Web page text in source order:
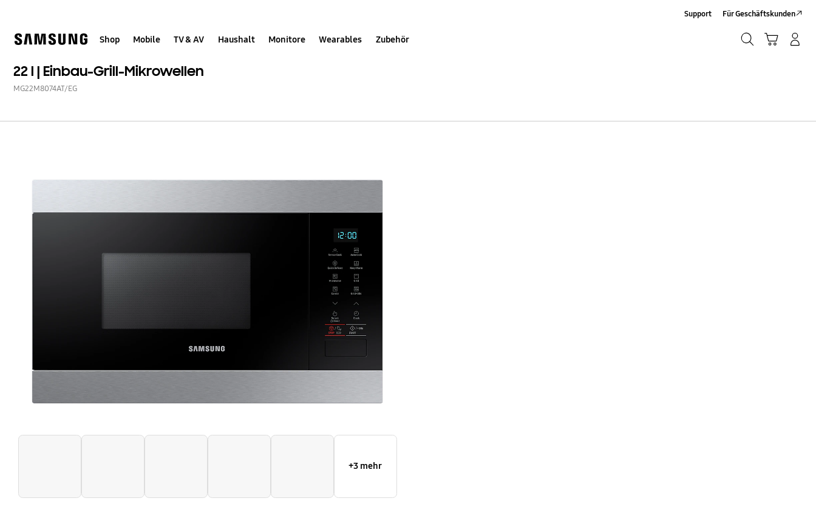
help
Shop Mobile TV & AV Haushalt Monitore Wearables Zubehör
Support Für Geschäftskunden
22 l | Einbau-Grill-Mikrowellen
MG22M8074AT/EG
+3 mehr